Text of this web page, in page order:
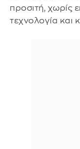
προσιτή, χωρίς
τεχνολογία και